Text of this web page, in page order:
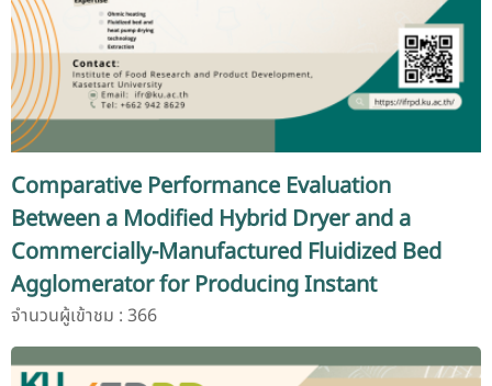
Comparative Performance Evaluation
Between a Modified Hybrid Dryer and a
Commercially-Manufactured Fluidized Bed
Agglomerator for Producing Instant
Coconut Milk Powder
จำนวนผู้เข้าชม : 366